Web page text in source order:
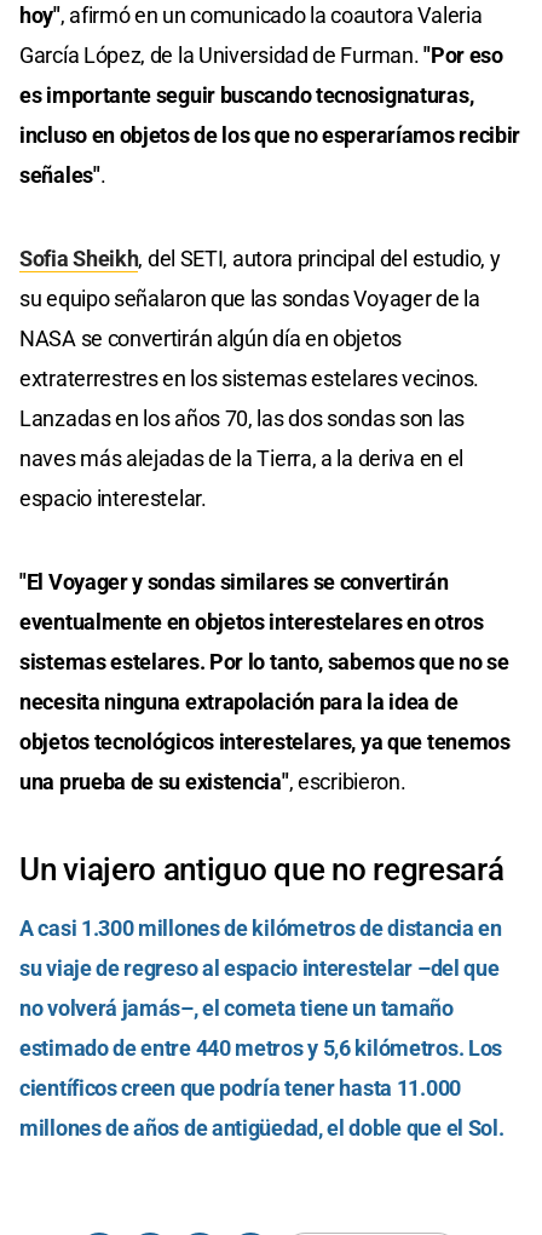
hoy", afirmó en un comunicado la coautora Valeria
García López, de la Universidad de Furman."Por eso
es importante seguir buscando tecnosignaturas,
incluso en objetos de los que no esperaríamos recibir
señales".
Sofia Sheikh, del SETI, autora principal del estudio, y
su equipo señalaron que las sondas Voyager de la
NASA se convertirán algún día en objetos
extraterrestres en los sistemas estelares vecinos.
Lanzadas en los años 70, las dos sondas son las
naves más alejadas de la Tierra, a la deriva en el
espacio interestelar.
"El Voyager y sondas similares se convertirán
eventualmente en objetos interestelares en otros
sistemas estelares. Por lo tanto, sabemos que no se
necesita ninguna extrapolación para la idea de
objetos tecnológicos interestelares, ya que tenemos
una prueba de su existencia", escribieron.
Un viajero antiguo que no regresará
A casi 1.300 millones de kilómetros de distancia en
su viaje de regreso al espacio interestelar –del que
no volverá jamás–, el cometa tiene un tamaño
estimado de entre 440 metros y 5,6 kilómetros. Los
científicos creen que podría tener hasta 11.000
millones de años de antigüedad, el doble que el Sol.